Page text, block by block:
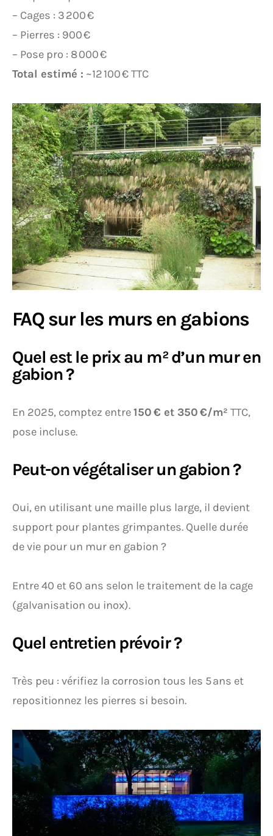
– Cages : 3 200 €
– Pierres : 900 €
– Pose pro : 8 000 €
Total estimé : ~12 100 € TTC
FAQ sur les murs en gabions
Quel est le prix au m² d’un mur en
gabion ?
En 2025, comptez entre150 € et 350 €/m² TTC,
pose incluse.
Peut-on végétaliser un gabion ?
Oui, en utilisant une maille plus large, il devient
support pour plantes grimpantes. Quelle durée
de vie pour un mur en gabion ?
Entre 40 et 60 ans selon le traitement de la cage
(galvanisation ou inox).
Quel entretien prévoir ?
Très peu : vérifiez la corrosion tous les 5 ans et
repositionnez les pierres si besoin.